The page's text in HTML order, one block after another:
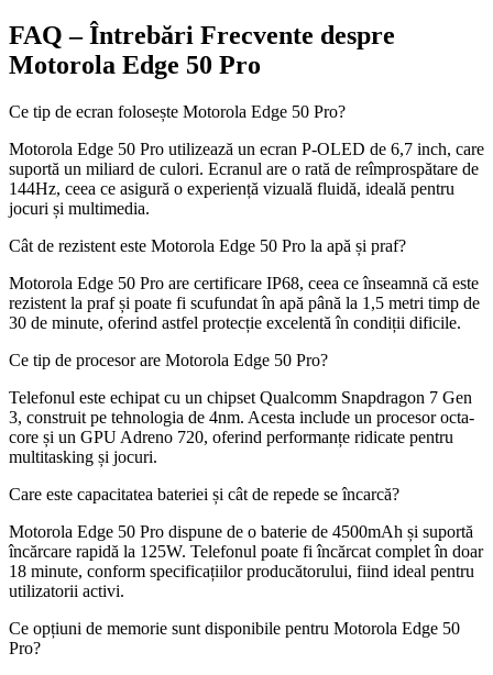
FAQ – Întrebări Frecvente despre
Motorola Edge 50 Pro
Ce tip de ecran folosește Motorola Edge 50 Pro?
Motorola Edge 50 Pro utilizează un ecran P-OLED de 6,7 inch, care
suportă un miliard de culori. Ecranul are o rată de reîmprospătare de
144Hz, ceea ce asigură o experiență vizuală fluidă, ideală pentru
jocuri și multimedia.
Cât de rezistent este Motorola Edge 50 Pro la apă și praf?
Motorola Edge 50 Pro are certificare IP68, ceea ce înseamnă că este
rezistent la praf și poate fi scufundat în apă până la 1,5 metri timp de
30 de minute, oferind astfel protecție excelentă în condiții dificile.
Ce tip de procesor are Motorola Edge 50 Pro?
Telefonul este echipat cu un chipset Qualcomm Snapdragon 7 Gen
3, construit pe tehnologia de 4nm. Acesta include un procesor octa-
core și un GPU Adreno 720, oferind performanțe ridicate pentru
multitasking și jocuri.
Care este capacitatea bateriei și cât de repede se încarcă?
Motorola Edge 50 Pro dispune de o baterie de 4500mAh și suportă
încărcare rapidă la 125W. Telefonul poate fi încărcat complet în doar
18 minute, conform specificațiilor producătorului, fiind ideal pentru
utilizatorii activi.
Ce opțiuni de memorie sunt disponibile pentru Motorola Edge 50
Pro?